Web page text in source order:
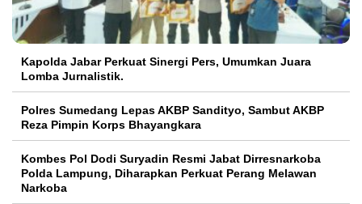
Kapolda Jabar Perkuat Sinergi Pers, Umumkan Juara
Lomba Jurnalistik.
Polres Sumedang Lepas AKBP Sandityo, Sambut AKBP
Reza Pimpin Korps Bhayangkara
Kombes Pol Dodi Suryadin Resmi Jabat Dirresnarkoba
Polda Lampung, Diharapkan Perkuat Perang Melawan
Narkoba